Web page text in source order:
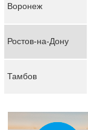
Воронеж
Ростов-на-Дону
Тамбов